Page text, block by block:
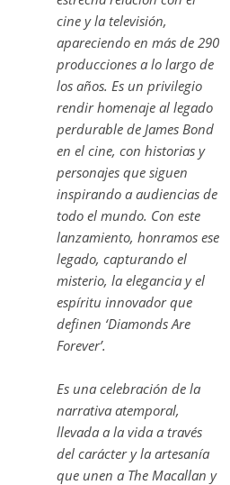
cine y la televisión,
apareciendo en más de 290
producciones a lo largo de
los años. Es un privilegio
rendir homenaje al legado
perdurable de James Bond
en el cine, con historias y
personajes que siguen
inspirando a audiencias de
todo el mundo. Con este
lanzamiento, honramos ese
legado, capturando el
misterio, la elegancia y el
espíritu innovador que
definen ‘Diamonds Are
Forever’.
Es una celebración de la
narrativa atemporal,
llevada a la vida a través
del carácter y la artesanía
que unen a The Macallan y